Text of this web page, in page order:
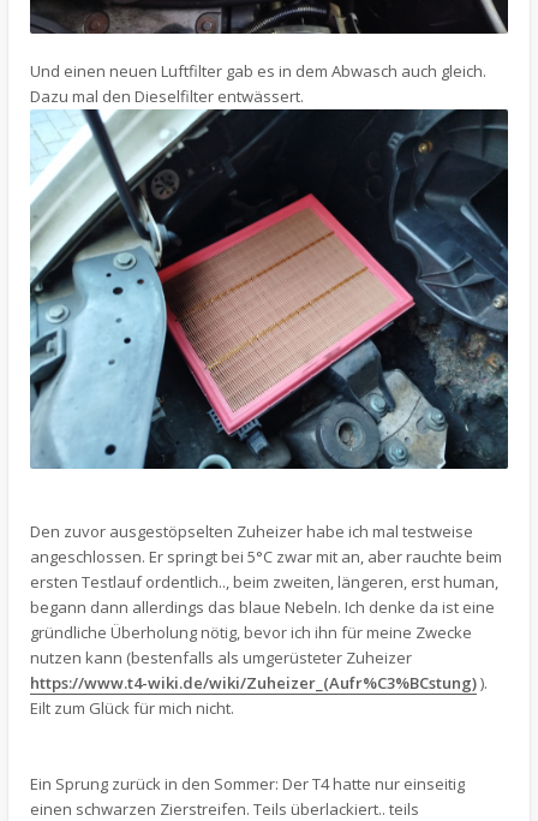
Und einen neuen Luftfilter gab es in dem Abwasch auch gleich.
Dazu mal den Dieselfilter entwässert.
Den zuvor ausgestöpselten Zuheizer habe ich mal testweise
angeschlossen. Er springt bei 5°C zwar mit an, aber rauchte beim
ersten Testlauf ordentlich.., beim zweiten, längeren, erst human,
begann dann allerdings das blaue Nebeln. Ich denke da ist eine
gründliche Überholung nötig, bevor ich ihn für meine Zwecke
nutzen kann (bestenfalls als umgerüsteter Zuheizer
https://www.t4-wiki.de/wiki/Zuheizer_(Aufr%C3%BCstung)).
Eilt zum Glück für mich nicht.
Ein Sprung zurück in den Sommer: Der T4 hatte nur einseitig
einen schwarzen Zierstreifen. Teils überlackiert.. teils